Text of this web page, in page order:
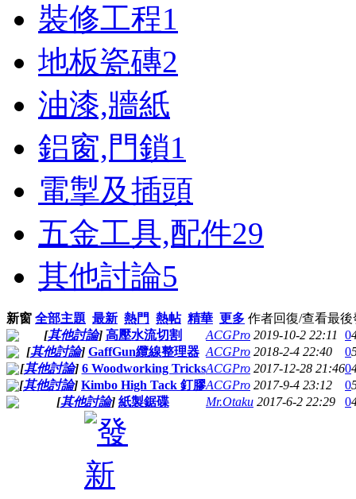
裝修工程1
地板瓷磚2
油漆,牆紙
鋁窗,門鎖1
電掣及插頭
五金工具,配件29
其他討論5
新窗 全部主題 最新 熱門 熱帖 精華 更多 作者回復/查看最後
[其他討論] 高壓水流切割 ACGPro 2019-10-2 22:11 0
[其他討論] GaffGun纜線整理器 ACGPro 2018-2-4 22:40 0
[其他討論] 6 Woodworking TricksACGPro 2017-12-28 21:460
[其他討論] Kimbo High Tack 釘膠ACGPro 2017-9-4 23:12 0
[其他討論] 紙製鋸碟 Mr.Otaku 2017-6-2 22:29 0